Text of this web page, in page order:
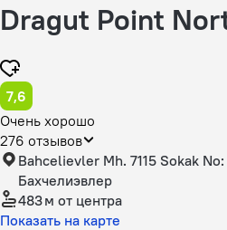
Dragut Point
7,6
Очень хорошо
276 отзывов
Bahcelievler Mh. 7115 Sokak
Бахчелиэвлер
483 м от центра
Показать на карте